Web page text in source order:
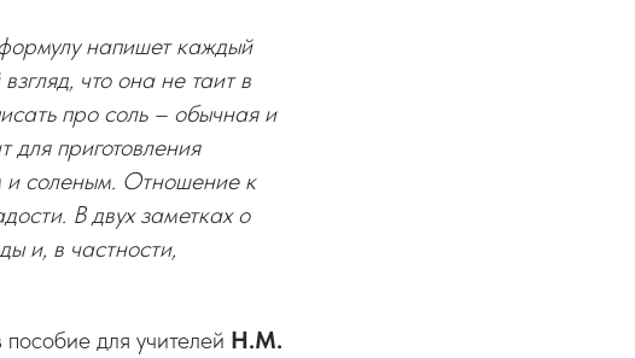
напишет каждый
что она не таит в
про соль – обычная и
приготовления
и соленым. Отношение к
В двух заметках о
и, в частности,
для учителей Н.М.